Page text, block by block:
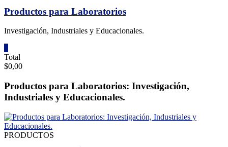
Productos para Laboratorios
Investigación, Industriales y Educacionales.
Total
$0,00
Productos para Laboratorios: Investigación,
Industriales y Educacionales.
PRODUCTOS